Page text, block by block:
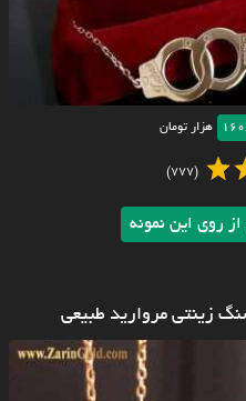
هزار تومان
(777)
روی این نمونه
زینتی مروارید طبیعی